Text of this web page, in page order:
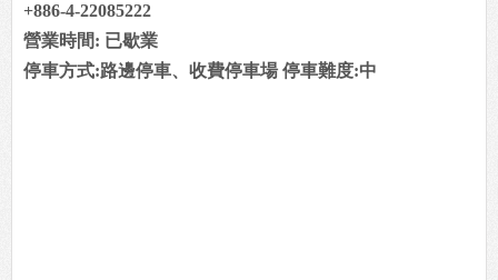
+886-4-22085222
營業時間: 已歇業
停車方式:路邊停車、收費停車場 停車難度:中